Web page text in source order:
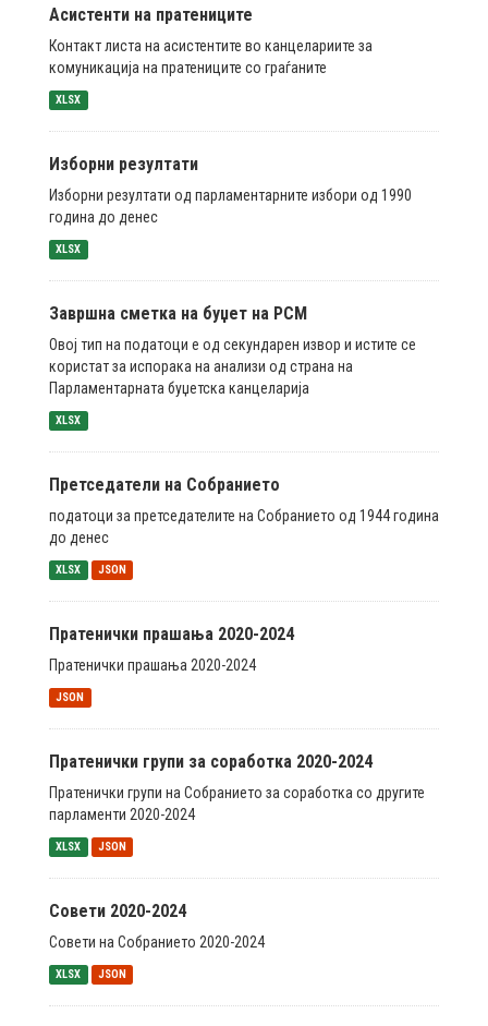
Асистенти на пратениците
Контакт листа на асистентите во канцелариите за
комуникација на пратениците со граѓаните
XLSX
Изборни резултати
Изборни резултати од парламентарните избори од 1990
година до денес
XLSX
Завршна сметка на буџет на РСМ
Овој тип на податоци е од секундарен извор и истите се
користат за испорака на анализи од страна на
Парламентарната буџетска канцеларија
XLSX
Претседатели на Собранието
податоци за претседателите на Собранието од 1944 година
до денес
XLSX JSON
Пратенички прашања 2020-2024
Пратенички прашања 2020-2024
JSON
Пратенички групи за соработка 2020-2024
Пратенички групи на Собранието за соработка со другите
парламенти 2020-2024
XLSX JSON
Совети 2020-2024
Совети на Собранието 2020-2024
XLSX JSON